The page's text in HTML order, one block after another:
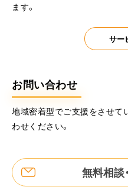
ます。
サー
お問い合わせ
地域密着型でご支援をさせて
わせください。
無料相談